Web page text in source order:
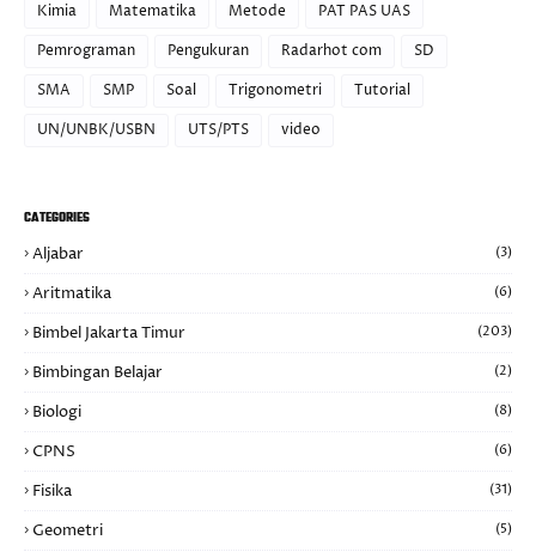
Kimia
Matematika Metode
PAT PAS UAS
Pemrograman
Pengukuran Radarhot com
SD
SMA
SMP Soal Trigonometri
Tutorial
UN/UNBK/USBN
UTS/PTS video
CATEGORIES
Aljabar (3)
Aritmatika (6)
Bimbel Jakarta Timur (203)
Bimbingan Belajar (2)
Biologi (8)
CPNS (6)
Fisika (31)
Geometri (5)